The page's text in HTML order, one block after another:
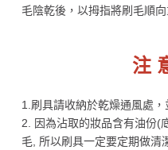
毛陰乾後，以拇指將刷毛順
注
1.刷具請收納於乾燥通風處，
2. 因為沾取的妝品含有油份(
毛, 所以刷具一定要定期做清